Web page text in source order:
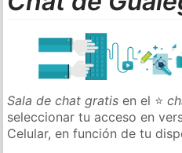
Sala de chat gratis en el ⭐
seleccionar tu acceso en
Celular, en función de tu